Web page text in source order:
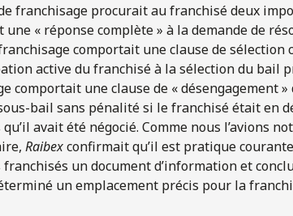
franchisage procurait au franchisé deux
« réponse complète » à la demande de
comportait une clause de sélection
active du franchisé à la sélection du bail
comportait une clause de « désengagement
bail sans pénalité si le franchisé était en
avait été négocié. Comme nous l’avions
Raibexconfirmait qu’il est pratique
un document d’information et
un emplacement précis pour la